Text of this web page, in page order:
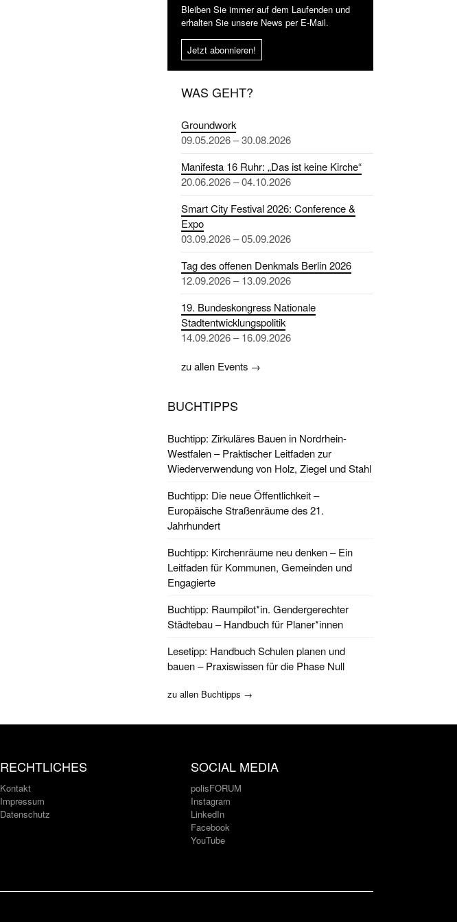
Bleiben Sie immer auf dem Laufenden und
erhalten Sie unsere News per E-Mail.
Jetzt abonnieren!
WAS GEHT?
Groundwork
09.05.2026 – 30.08.2026
Manifesta 16 Ruhr: „Das ist keine Kirche“
20.06.2026 – 04.10.2026
Smart City Festival 2026: Conference &
Expo
03.09.2026 – 05.09.2026
Tag des offenen Denkmals Berlin 2026
12.09.2026 – 13.09.2026
19. Bundeskongress Nationale
Stadtentwicklungspolitik
14.09.2026 – 16.09.2026
zu allen Events →
BUCHTIPPS
Buchtipp: Zirkuläres Bauen in Nordrhein-
Westfalen – Praktischer Leitfaden zur
Wiederverwendung von Holz, Ziegel und Stahl
Buchtipp: Die neue Öffentlichkeit –
Europäische Straßenräume des 21.
Jahrhundert
Buchtipp: Kirchenräume neu denken – Ein
Leitfaden für Kommunen, Gemeinden und
Engagierte
Buchtipp: Raumpilot*in. Gendergerechter
Städtebau – Handbuch für Planer*innen
Lesetipp: Handbuch Schulen planen und
bauen – Praxiswissen für die Phase Null
zu allen Buchtipps →
RECHTLICHES
Kontakt
Impressum
Datenschutz
SOCIAL MEDIA
polisFORUM
Instagram
LinkedIn
Facebook
YouTube